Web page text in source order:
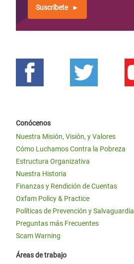
Suscríbete
Conócenos
Nuestra Misión, Visión, y Valores
Cómo Luchamos Contra la Pobreza
Estructura Organizativa
Nuestra Historia
Finanzas y Rendición de Cuentas
Oxfam Policy & Practice
Políticas de Prevención y Salvaguardia
Preguntas más Frecuentes
Scam Warning
Áreas de trabajo